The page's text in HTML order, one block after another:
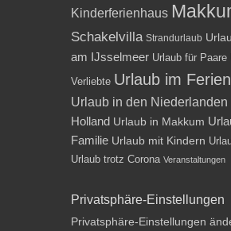
Kinderferienhaus
Schakelvilla Strandurlaub
am IJsselmeer Urlaub für Paare
Verliebte Urlaub im
Urlaub in den Niederlanden
Holland Urlaub in Makkum
Familie Urlaub mit Kindern
Urlaub trotz Corona Veranstaltungen
Privatsphäre-Einstellungen
Privatsphäre-Einstellungen